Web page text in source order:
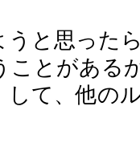
うと思った
ことがある
て、他の